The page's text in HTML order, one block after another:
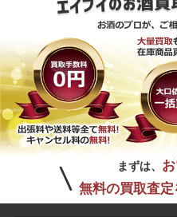
まずは、
無料の買取査